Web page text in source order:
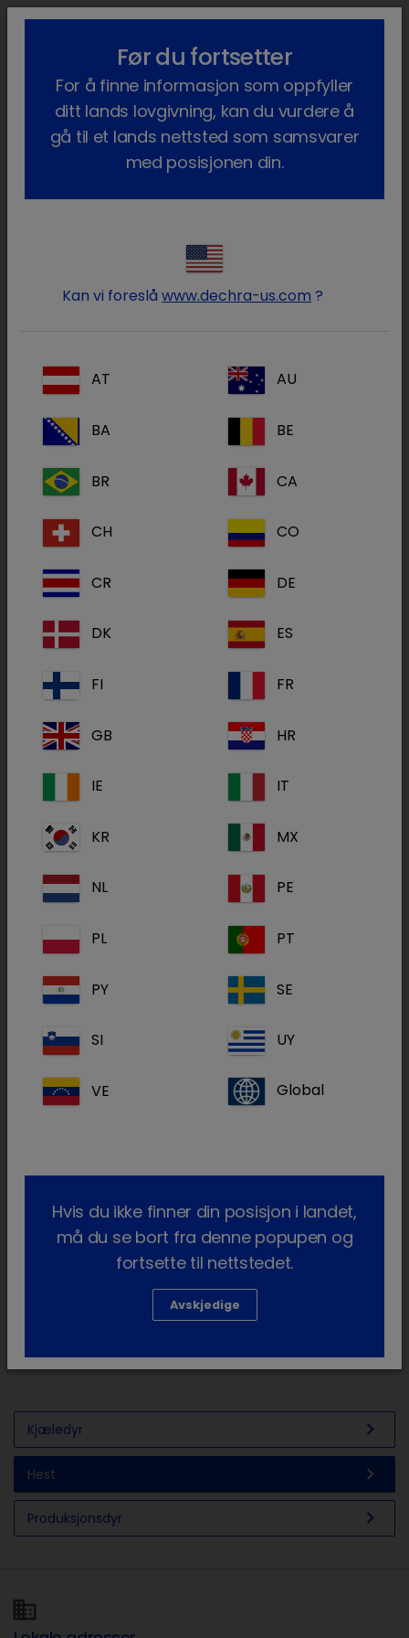
lock_outline search menu
Häst
viktigaste terapiområden.
Dermatologi
Kjæledyr chevron_right
Hest chevron_right
Produksjonsdyr chevron_right
Før du fortsetter
For å finne informasjon som oppfyller
ditt lands lovgivning, kan du vurdere å
gå til et lands nettsted som samsvarer
med posisjonen din.
Kan vi foreslåwww.dechra-us.com ?
AT AU
BA BE
BR CA
CH CO
CR DE
DK ES
FI FR
GB HR
IE IT
KR MX
NL PE
PL PT
PY SE
SI UY
VE Global
Hvis du ikke finner din posisjon i landet,
må du se bort fra denne popupen og
fortsette til nettstedet.
Avskjedige